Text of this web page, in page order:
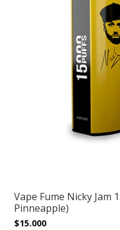
Vape Fume Nicky Jam
Pinneapple)
$15.000